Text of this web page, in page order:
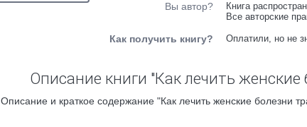
Вы автор?
Книга
Все авторские
Как получить книгу? Оплатили, но не
Описание книги "Как лечить женские
Описание и краткое содержание "Как лечить женские болезни